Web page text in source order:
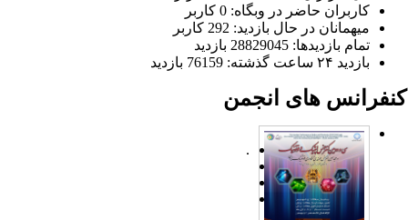
کاربران حاضر در وبگاه: 0 کاربر
میهمانان در حال بازدید: 292 کاربر
تمام بازدید‌ها: 28829045 بازدید
بازدید ۲۴ ساعت گذشته: 76159 بازدید
های انجمن
.